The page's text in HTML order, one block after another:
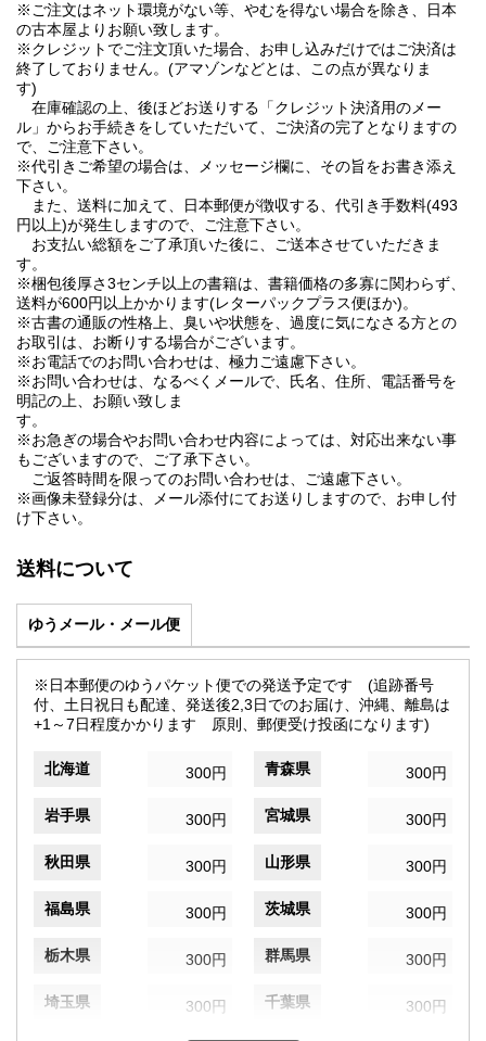
※ご注文はネット環境がない等、やむを得ない場合を除き、日本
の古本屋よりお願い致します。
※クレジットでご注文頂いた場合、お申し込みだけではご決済は
終了しておりません。(アマゾンなどとは、この点が異なりま
す)
在庫確認の上、後ほどお送りする「クレジット決済用のメー
ル」からお手続きをしていただいて、ご決済の完了となりますの
で、ご注意下さい。
※代引きご希望の場合は、メッセージ欄に、その旨をお書き添え
下さい。
また、送料に加えて、日本郵便が徴収する、代引き手数料(493
円以上)が発生しますので、ご注意下さい。
お支払い総額をご了承頂いた後に、ご送本させていただきま
す。
※梱包後厚さ3センチ以上の書籍は、書籍価格の多寡に関わらず、
送料が600円以上かかります(レターパックプラス便ほか)。
※古書の通販の性格上、臭いや状態を、過度に気になさる方との
お取引は、お断りする場合がございます。
※お電話でのお問い合わせは、極力ご遠慮下さい。
※お問い合わせは、なるべくメールで、氏名、住所、電話番号を
明記の上、お願い致しま
す
※お急ぎの場合やお問い合わせ内容によっては、対応出来ない事
もございますので、ご了承下さい。
ご返答時間を限ってのお問い合わせは、ご遠慮下さい。
※画像未登録分は、メール添付にてお送りしますので、お申し付
け下さい。
送料について
ゆうメール・メール便
※日本郵便のゆうパケット便での発送予定です (追跡番号
付、土日祝日も配達、発送後2,3日でのお届け、沖縄、離島は
+1～7日程度かかります 原則、郵便受け投函になります)
北海道 300円 青森県 300円
岩手県 300円 宮城県 300円
秋田県 300円 山形県 300円
福島県 300円 茨城県 300円
栃木県 300円 群馬県 300円
埼玉県 300円 千葉県 300円